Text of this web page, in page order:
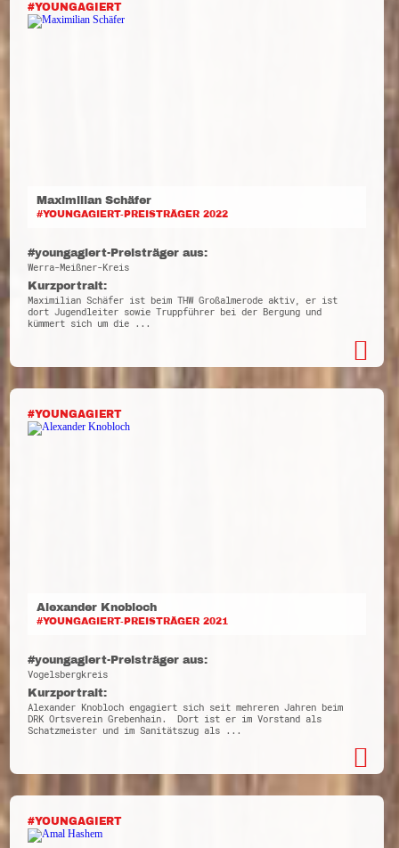
#YOUNGAGIERT
Maximilian Schäfer
#YOUNGAGIERT-PREISTRÄGER 2022
#youngagiert-Preisträger aus:
Werra-Meißner-Kreis
Kurzportrait:
Maximilian Schäfer ist beim THW Großalmerode aktiv, er ist
dort Jugendleiter sowie Truppführer bei der Bergung und
kümmert sich um die ...
#YOUNGAGIERT
Alexander Knobloch
#YOUNGAGIERT-PREISTRÄGER 2021
#youngagiert-Preisträger aus:
Vogelsbergkreis
Kurzportrait:
Alexander Knobloch engagiert sich seit mehreren Jahren beim
DRK Ortsverein Grebenhain. Dort ist er im Vorstand als
Schatzmeister und im Sanitätszug als ...
#YOUNGAGIERT